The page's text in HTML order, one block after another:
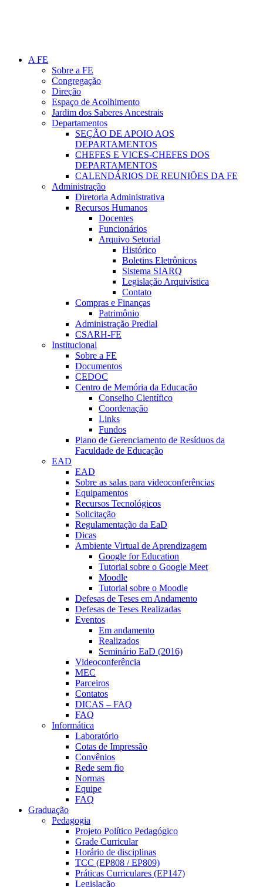
A FE
Sobre a FE
Congregação
Direção
Espaço de Acolhimento
Jardim dos Saberes Ancestrais
Departamentos
SEÇÃO DE APOIO AOS
DEPARTAMENTOS
CHEFES E VICES-CHEFES DOS
DEPARTAMENTOS
CALENDÁRIOS DE REUNIÕES DA FE
Administração
Diretoria Administrativa
Recursos Humanos
Docentes
Funcionários
Arquivo Setorial
Histórico
Boletins Eletrônicos
Sistema SIARQ
Legislação Arquivística
Contato
Compras e Finanças
Patrimônio
Administração Predial
CSARH-FE
Institucional
Sobre a FE
Documentos
CEDOC
Centro de Memória da Educação
Conselho Científico
Coordenação
Links
Fundos
Plano de Gerenciamento de Resíduos da
Faculdade de Educação
EAD
EAD
Sobre as salas para videoconferências
Equipamentos
Recursos Tecnológicos
Solicitação
Regulamentação da EaD
Dicas
Ambiente Virtual de Aprendizagem
Google for Education
Tutorial sobre o Google Meet
Moodle
Tutorial sobre o Moodle
Defesas de Teses em Andamento
Defesas de Teses Realizadas
Eventos
Em andamento
Realizados
Seminário EaD (2016)
Videoconferência
MEC
Parceiros
Contatos
DICAS – FAQ
FAQ
Informática
Laboratório
Cotas de Impressão
Convênios
Rede sem fio
Normas
Equipe
FAQ
Graduação
Pedagogia
Projeto Político Pedagógico
Grade Curricular
Horário de disciplinas
TCC (EP808 / EP809)
Práticas Curriculares (EP147)
Legislação